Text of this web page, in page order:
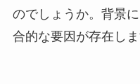
のでしょうか。背景
合的な要因が存在しま